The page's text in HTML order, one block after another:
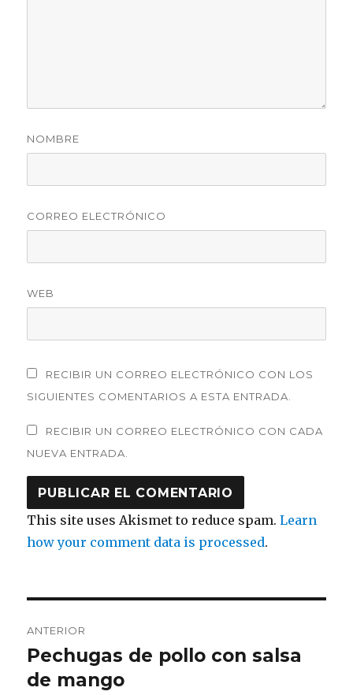
NOMBRE
CORREO ELECTRÓNICO
WEB
RECIBIR UN CORREO ELECTRÓNICO CON LOS
SIGUIENTES COMENTARIOS A ESTA ENTRADA.
RECIBIR UN CORREO ELECTRÓNICO CON CADA
NUEVA ENTRADA.
This site uses Akismet to reduce spam.Learn
how your comment data is processed.
de
entradas
ANTERIOR
Entrada
anterior:
Pechugas de pollo con salsa
de mango